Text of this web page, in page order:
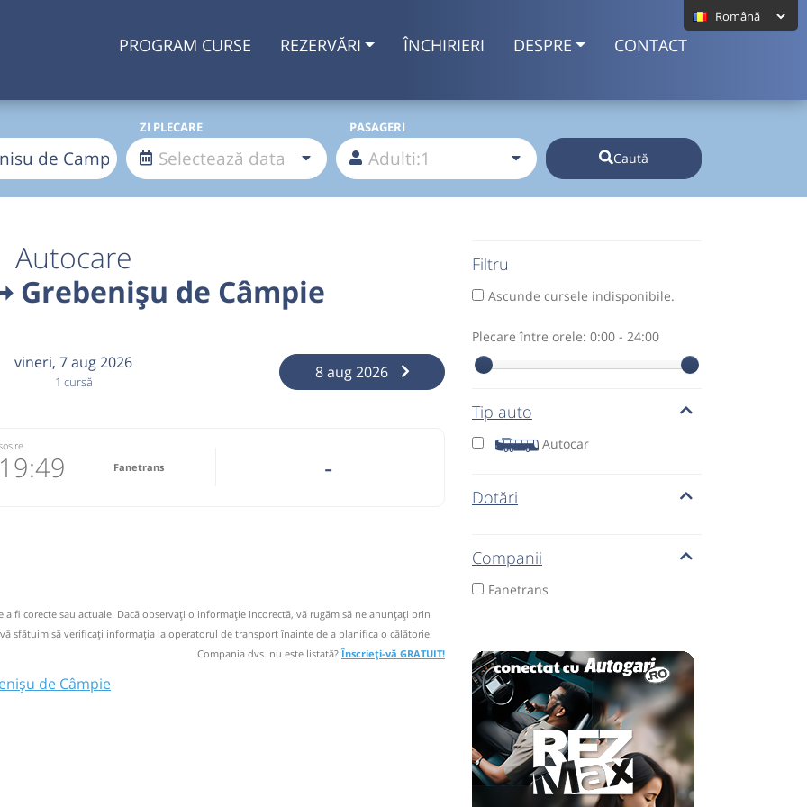
PROGRAM CURSE REZERVĂRI ÎNCHIRIERI DESPRE CONTACT
ZI PLECARE PASAGERI
Caută
Filtru
Ascunde cursele indisponibile.
Plecare între orele: 0:00 - 24:00
Tip auto
Autocar
Dotări
Companii
Fanetrans
Autocare
Grebenișu de Câmpie
vineri, 7 aug 2026
1 cursă 8 aug 2026
Fanetrans -
fi corecte sau actuale. Dacă observați o informaţie incorectă, vă rugăm să ne anunțați prin
sfătuim să verificaţi informaţia la operatorul de transport înainte de a planifica o călătorie.
Compania dvs. nu este listată?Înscrieți-vă GRATUIT!
de Câmpie